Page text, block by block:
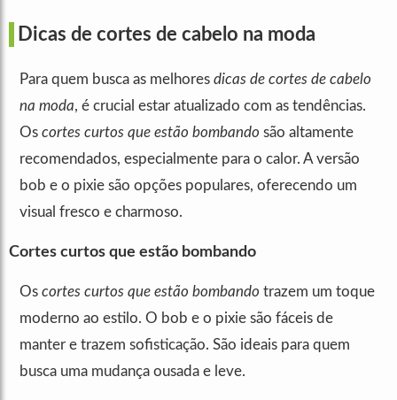
Dicas de cortes de cabelo na moda
Para quem busca as melhores dicas de cortes de cabelo
na moda, é crucial estar atualizado com as tendências.
Os cortes curtos que estão bombando são altamente
recomendados, especialmente para o calor. A versão
bob e o pixie são opções populares, oferecendo um
visual fresco e charmoso.
Cortes curtos que estão bombando
Os cortes curtos que estão bombando trazem um toque
moderno ao estilo. O bob e o pixie são fáceis de
manter e trazem sofisticação. São ideais para quem
busca uma mudança ousada e leve.